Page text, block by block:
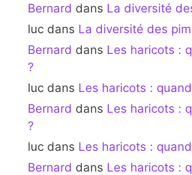
Bernard dans La diversité
luc dans La diversité des
Bernard dans Les haricots :
?
luc dans Les haricots :
Bernard dans Les haricots :
?
luc dans Les haricots :
Bernard dans Les haricots :